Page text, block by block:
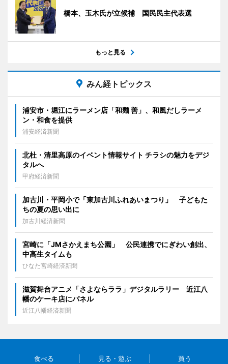
橋本、玉木氏が立候補 国民民主代表選
もっと見る
みん経トピックス
浦安市・堀江にラーメン店「和麺 善」、和風だしラーメ
ン・和食を提供
浦安経済新聞
北杜・清里高原のイベント情報サイト チラシの魅力をデジ
タルへ
甲府経済新聞
加古川・平岡小で「東加古川ふれあいまつり」 子どもた
ちの夏の思い出に
加古川経済新聞
宮崎に「JMさかえまち公園」 公民連携でにぎわい創出、
中高生タイムも
ひなた宮崎経済新聞
滋賀舞台アニメ「さよならララ」デジタルラリー 近江八
幡のケーキ店にパネル
近江八幡経済新聞
食べる 見る・遊ぶ 買う